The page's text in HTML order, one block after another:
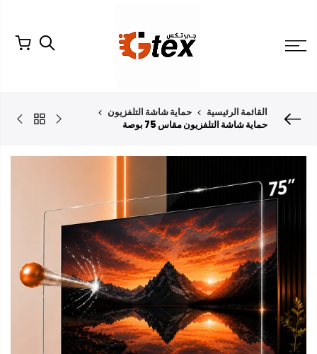
القائمة الرئيسية
حماية شاشة التلفزيون
حماية شاشة التلفزيون مقاس 75 بوصة